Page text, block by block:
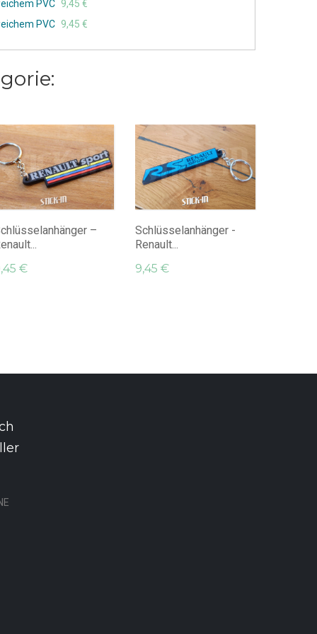
PVC 9,45 €
PVC 9,45 €
–
€
Schlüsselanhänger -
Renault...
9,45 €